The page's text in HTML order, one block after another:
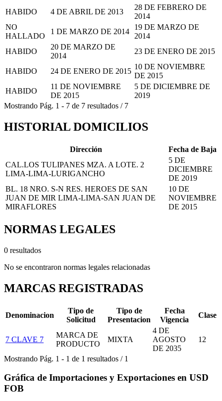
HABIDO 4 DE ABRIL DE 2013
28 DE FEBRERO DE
2014
NO
HALLADO
1 DE MARZO DE 2014
19 DE MARZO DE
2014
HABIDO
20 DE MARZO DE
2014
23 DE ENERO DE 2015
HABIDO 24 DE ENERO DE 2015
10 DE NOVIEMBRE
DE 2015
HABIDO
11 DE NOVIEMBRE
DE 2015
5 DE DICIEMBRE DE
2019
Mostrando Pág. 1 - 7 de 7 resultados / 7
HISTORIAL DOMICILIOS
Dirección
Fecha de Baja
CAL.LOS TULIPANES MZA. A LOTE. 2
LIMA-LIMA-LURIGANCHO
5 DE
DICIEMBRE
DE 2019
BL. 18 NRO. S-N RES. HEROES DE SAN
JUAN DE MIR LIMA-LIMA-SAN JUAN DE
MIRAFLORES
10 DE
NOVIEMBRE
DE 2015
NORMAS LEGALES
0 resultados
No se encontraron normas legales relacionadas
MARCAS REGISTRADAS
Denominacion
Tipo de
Solicitud
Tipo de
Presentacion
Fecha
Vigencia
Clase
7 CLAVE 7
MARCA DE
PRODUCTO
MIXTA
4 DE
AGOSTO
DE 2035
12
Mostrando Pág. 1 - 1 de 1 resultados / 1
Gráfica de Importaciones y Exportaciones en USD
FOB